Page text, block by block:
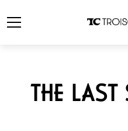
THE